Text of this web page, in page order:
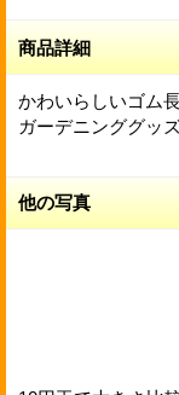
商品詳細
かわいらしいゴム
ガーデニンググッ
他の写真